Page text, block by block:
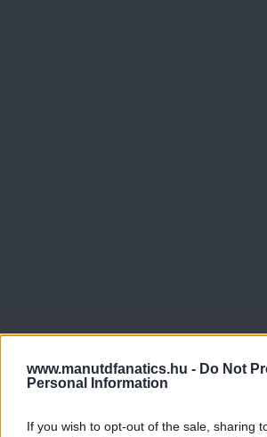
www.manutdfanatics.hu - Do Not
Personal Information
If you wish to opt-out of the sale, sharing